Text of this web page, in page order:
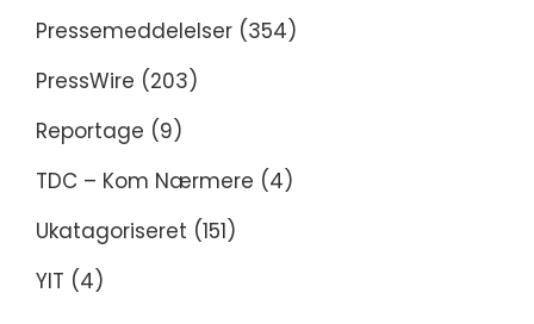
Pressemeddelelser (354)
PressWire (203)
Reportage (9)
TDC – Kom Nærmere (4)
Ukatagoriseret (151)
YIT (4)